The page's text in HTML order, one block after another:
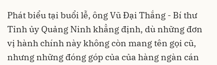
Phát biểu tại buổi lễ, ông Vũ Đại Thắng - Bí thư
Tỉnh ủy Quảng Ninh khẳng định, dù những đơn
vị hành chính này không còn mang tên gọi cũ,
nhưng những đóng góp của của hàng ngàn cán